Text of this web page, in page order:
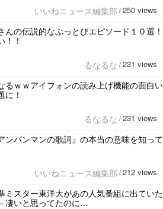
いいねニュース編集部 / 250 views
んの伝説的なぶっとびエピソード１０選！
！！
るなるな / 231 views
るｗｗアイフォンの読み上げ機能の面白い
に！
るなるな / 231 views
ンパンマンの歌詞』の本当の意味を知って
いいねニュース編集部 / 212 views
ミスター東洋大があの人気番組に出ていた
凄いと思ってたのに…